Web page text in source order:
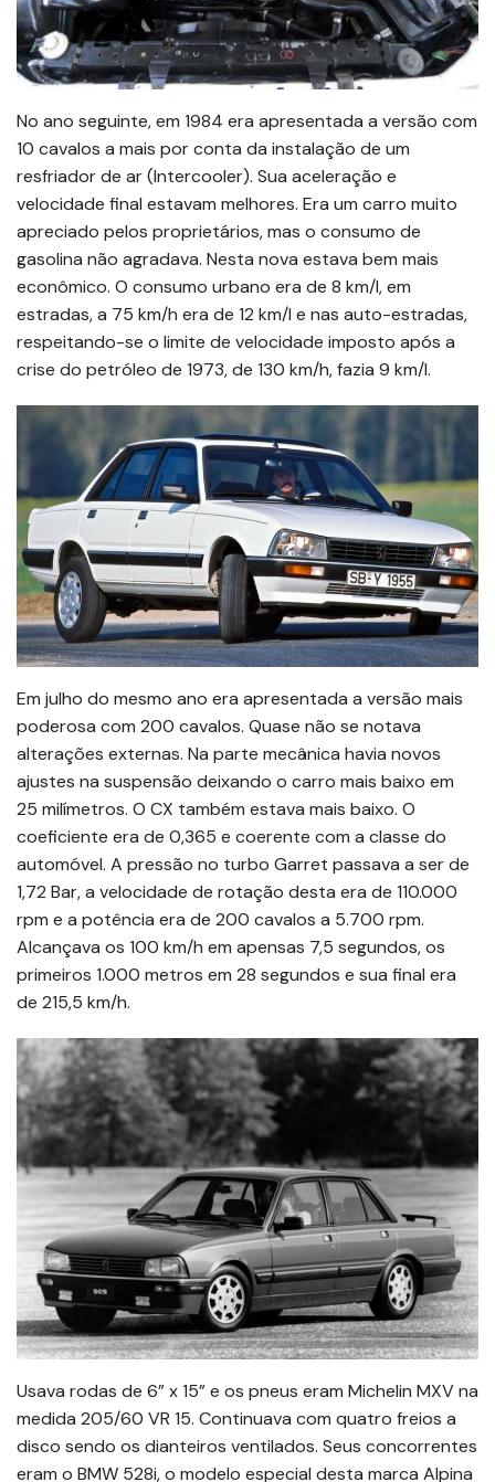
No ano seguinte, em 1984 era apresentada a versão com
10 cavalos a mais por conta da instalação de um
resfriador de ar (Intercooler). Sua aceleração e
velocidade final estavam melhores. Era um carro muito
apreciado pelos proprietários, mas o consumo de
gasolina não agradava. Nesta nova estava bem mais
econômico. O consumo urbano era de 8 km/l, em
estradas, a 75 km/h era de 12 km/l e nas auto-estradas,
respeitando-se o limite de velocidade imposto após a
crise do petróleo de 1973, de 130 km/h, fazia 9 km/l.
Em julho do mesmo ano era apresentada a versão mais
poderosa com 200 cavalos. Quase não se notava
alterações externas. Na parte mecânica havia novos
ajustes na suspensão deixando o carro mais baixo em
25 milímetros. O CX também estava mais baixo. O
coeficiente era de 0,365 e coerente com a classe do
automóvel. A pressão no turbo Garret passava a ser de
1,72 Bar, a velocidade de rotação desta era de 110.000
rpm e a potência era de 200 cavalos a 5.700 rpm.
Alcançava os 100 km/h em apensas 7,5 segundos, os
primeiros 1.000 metros em 28 segundos e sua final era
de 215,5 km/h.
Usava rodas de 6” x 15” e os pneus eram Michelin MXV na
medida 205/60 VR 15. Continuava com quatro freios a
disco sendo os dianteiros ventilados. Seus concorrentes
eram o BMW 528i, o modelo especial desta marca Alpina